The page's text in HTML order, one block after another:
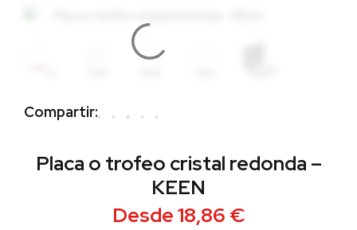
Placa o trofeo cristal redonda –
KEEN
Desde18,86 €
Compartir: